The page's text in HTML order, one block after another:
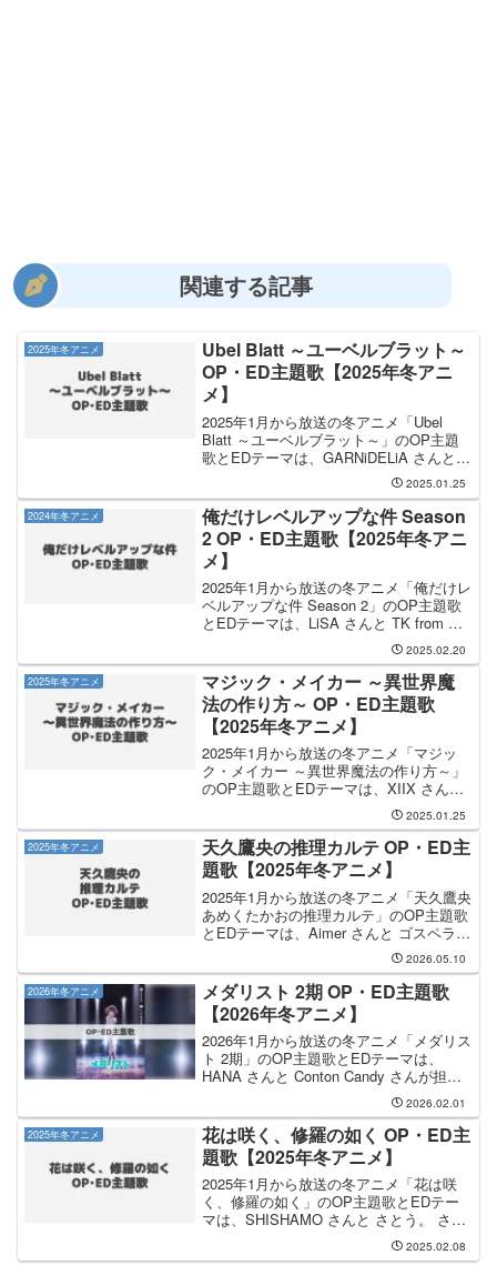
関連する記事
2025年冬アニメ
Ubel Blatt ～ユーベルブラット～
OP・ED主題歌【2025年冬アニ
メ】
2025年1月から放送の冬アニメ「Ubel
Blatt ～ユーベルブラット～」のOP主題
歌とEDテーマは、GARNiDELiA さんと
立花日菜 さんが担当します。OP主題歌
を手掛けるのは GARNiDELiA さんで、そ
のOP主題歌のタイ...
2025.01.25
2024年冬アニメ
俺だけレベルアップな件 Season
2 OP・ED主題歌【2025年冬アニ
メ】
2025年1月から放送の冬アニメ「俺だけレ
ベルアップな件 Season 2」のOP主題歌
とEDテーマは、LiSA さんと TK from 凛
として時雨 さんが担当します。OP主題
歌を手掛けるのは LiSA さんで、そのOP
主題歌のタイトルは...
2025.02.20
2025年冬アニメ
マジック・メイカー ～異世界魔
法の作り方～ OP・ED主題歌
【2025年冬アニメ】
2025年1月から放送の冬アニメ「マジッ
ク・メイカー ～異世界魔法の作り方～」
のOP主題歌とEDテーマは、XIIX さんと
ハンブレッダーズ さんが担当します。
OP主題歌の担当はXIIXさんで、曲名は
「煌めき」です。EDテーマは ハンブレ
ッ...
2025.01.25
2025年冬アニメ
天久鷹央の推理カルテ OP・ED主
題歌【2025年冬アニメ】
2025年1月から放送の冬アニメ「天久鷹央
あめくたかおの推理カルテ」のOP主題歌
とEDテーマは、Aimer さんと ゴスペラー
ズ さんが担当します。OP主題歌を手掛
けるのは Aimer さんで、そのOP主題歌の
タイトルは「SCOPE」になり...
2026.05.10
2026年冬アニメ
メダリスト 2期 OP・ED主題歌
【2026年冬アニメ】
2026年1月から放送の冬アニメ「メダリス
ト 2期」のOP主題歌とEDテーマは、
HANA さんと Conton Candy さんが担当
します。OP主題歌の担当はHANAさん
で、曲名は「Cold Night」です。HANA さ
んのCDは、20...
2026.02.01
2025年冬アニメ
花は咲く、修羅の如く OP・ED主
題歌【2025年冬アニメ】
2025年1月から放送の冬アニメ「花は咲
く、修羅の如く」のOP主題歌とEDテー
マは、SHISHAMO さんと さとう。 さん
が担当します。OP主題歌の担当は
SHISHAMOさんで、曲名は「自分革命」
2025.02.08